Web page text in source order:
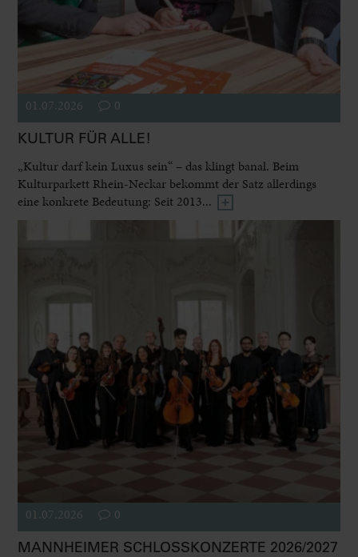
01.07.2026 0
KULTUR FÜR ALLE!
„Kultur darf kein Luxus sein“ – das klingt banal. Beim
Kulturparkett Rhein-Neckar bekommt der Satz allerdings
eine konkrete Bedeutung: Seit 2013...
01.07.2026 0
MANNHEIMER SCHLOSSKONZERTE 2026/2027